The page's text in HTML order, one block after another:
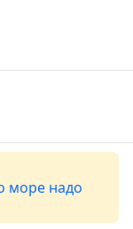
море надо